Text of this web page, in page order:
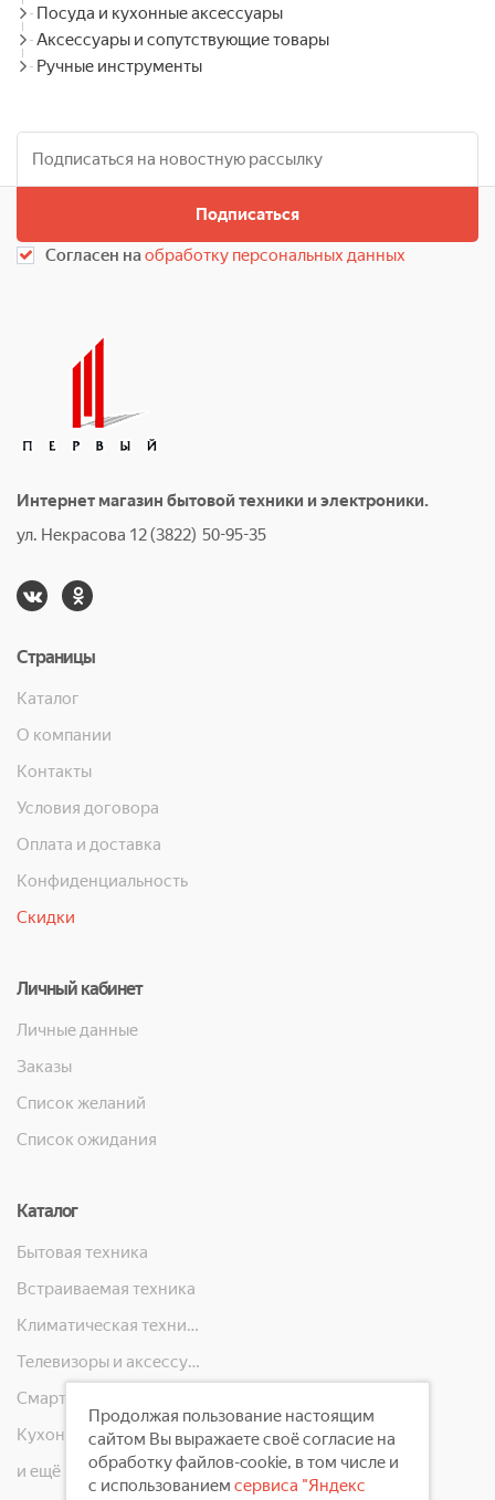
Посуда и кухонные аксессуары
Аксессуары и сопутствующие товары
Ручные инструменты
Подписаться
Согласен наобработку персональных данных
Интернет магазин бытовой техники и электроники.
ул. Некрасова 12 (3822) 50-95-35
Страницы
Каталог
О компании
Контакты
Условия договора
Оплата и доставка
Конфиденциальность
Скидки
Личный кабинет
Личные данные
Заказы
Список желаний
Список ожидания
Каталог
Бытовая техника
Встраиваемая техника
Климатическая техника
Телевизоры и аксессуары
Кухонная техника
и ещё 10 категорий
Продолжая пользование настоящим
сайтом Вы выражаете своё согласие на
обработку файлов-cookie, в том числе и
с использованием сервиса "Яндекс